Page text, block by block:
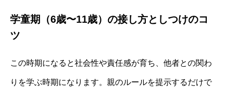
学童期（6歳〜11歳）の接し方としつけのコ
ツ
この時期になると社会性や責任感が育ち、他者との関わ
りを学ぶ時期になります。親のルールを提示するだけで